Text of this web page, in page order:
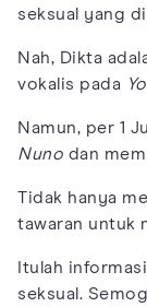
seksual yang
Nah, Dikta
vokalis pada
Namun, per 1
Nuno dan
Tidak hanya
tawaran untuk
Itulah
seksual.